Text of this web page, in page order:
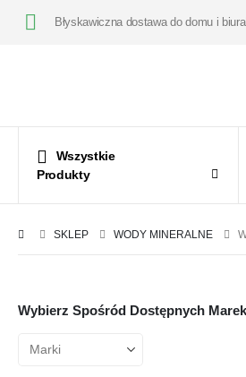
Błyskawiczna dostawa do domu i
Wszystkie
Produkty
SKLEP WODY MINERALNE
Wybierz Spośród Dostępnych Marek